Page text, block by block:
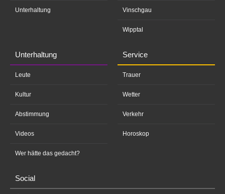
Unterhaltung Vinschgau
Wipptal
Unterhaltung
Leute
Kultur
Abstimmung
Videos
Wer hätte das gedacht?
Service
Trauer
Wetter
Verkehr
Horoskop
Social